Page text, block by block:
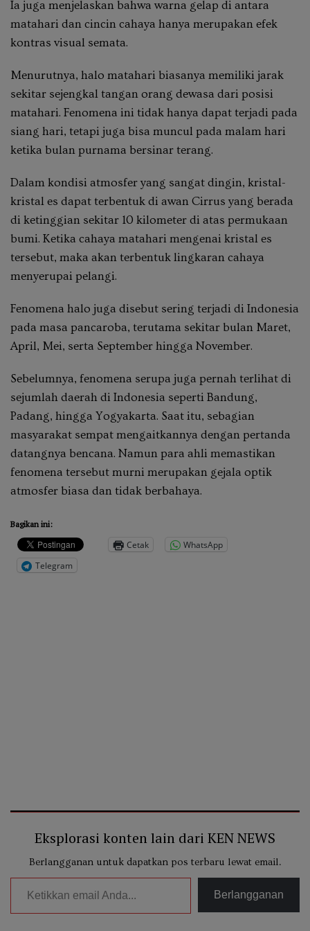
Ia juga menjelaskan bahwa warna gelap di antara
matahari dan cincin cahaya hanya merupakan efek
kontras visual semata.
Menurutnya, halo matahari biasanya memiliki jarak
sekitar sejengkal tangan orang dewasa dari posisi
matahari. Fenomena ini tidak hanya dapat terjadi pada
siang hari, tetapi juga bisa muncul pada malam hari
ketika bulan purnama bersinar terang.
Dalam kondisi atmosfer yang sangat dingin, kristal-
kristal es dapat terbentuk di awan Cirrus yang berada
di ketinggian sekitar 10 kilometer di atas permukaan
bumi. Ketika cahaya matahari mengenai kristal es
tersebut, maka akan terbentuk lingkaran cahaya
menyerupai pelangi.
Fenomena halo juga disebut sering terjadi di Indonesia
pada masa pancaroba, terutama sekitar bulan Maret,
April, Mei, serta September hingga November.
Sebelumnya, fenomena serupa juga pernah terlihat di
sejumlah daerah di Indonesia seperti Bandung,
Padang, hingga Yogyakarta. Saat itu, sebagian
masyarakat sempat mengaitkannya dengan pertanda
datangnya bencana. Namun para ahli memastikan
fenomena tersebut murni merupakan gejala optik
atmosfer biasa dan tidak berbahaya.
Bagikan ini:
Cetak
WhatsApp
Telegram
Eksplorasi konten lain dari KEN NEWS
Berlangganan untuk dapatkan pos terbaru lewat email.
Ketikkan email Anda...
Berlangganan